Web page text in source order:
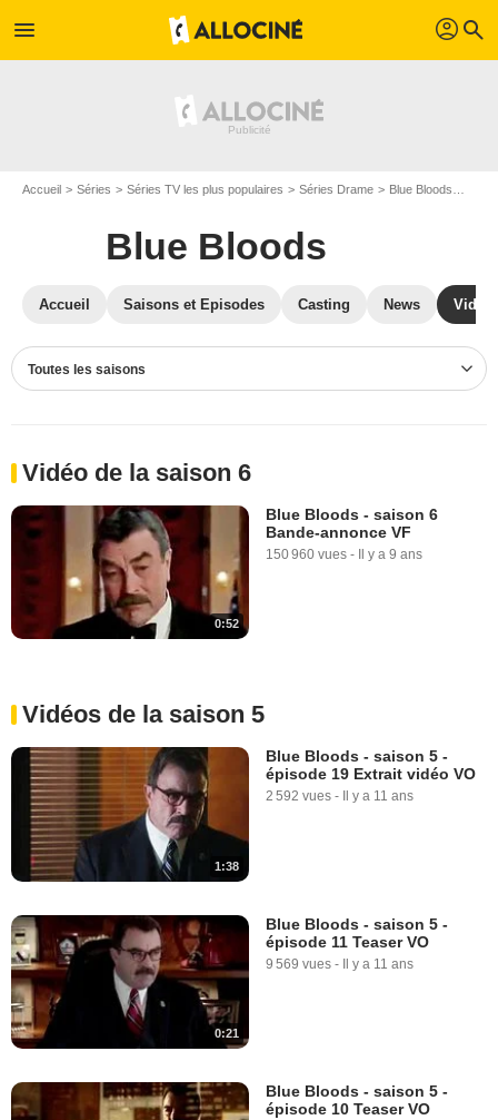
menu profil search
Accueil Séries Séries TV les plus populaires Séries Drame Blue Bloods
Blue Bloods
Accueil Saisons et Episodes Casting News
Toutes les saisons
Vidéo de la saison 6
0:52
Blue Bloods - saison 6
Bande-annonce VF
150 960 vues - Il y a 9 ans
Vidéos de la saison 5
1:38
Blue Bloods - saison 5 -
épisode 19 Extrait vidéo VO
2 592 vues - Il y a 11 ans
0:21
Blue Bloods - saison 5 -
épisode 11 Teaser VO
9 569 vues - Il y a 11 ans
Blue Bloods - saison 5 -
épisode 10 Teaser VO